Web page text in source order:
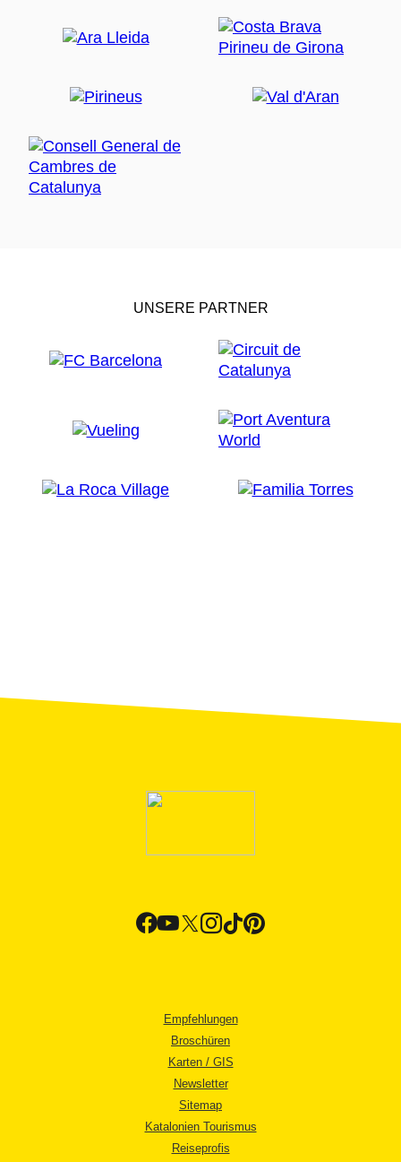
UNSERE PARTNER
Empfehlungen
Broschüren
Karten / GIS
Newsletter
Sitemap
Katalonien Tourismus
Reiseprofis